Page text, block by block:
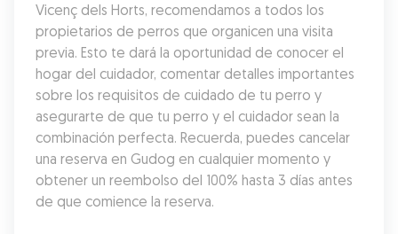
Vicenç dels Horts, recomendamos a todos los
propietarios de perros que organicen una visita
previa. Esto te dará la oportunidad de conocer el
hogar del cuidador, comentar detalles importantes
sobre los requisitos de cuidado de tu perro y
asegurarte de que tu perro y el cuidador sean la
combinación perfecta. Recuerda, puedes cancelar
una reserva en Gudog en cualquier momento y
obtener un reembolso del 100% hasta 3 días antes
de que comience la reserva.